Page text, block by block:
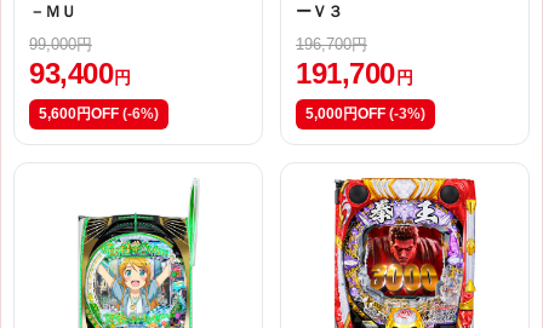
－ＭＵ
99,000円
93,400 円
5,600円OFF (-6%)
ーＶ３
196,700円
191,700 円
5,000円OFF (-3%)